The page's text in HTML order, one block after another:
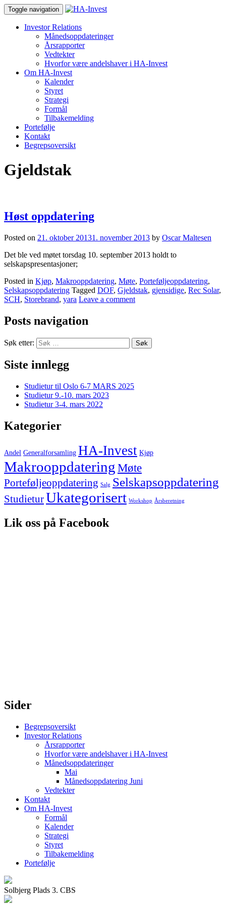
Toggle navigation
Investor Relations
Månedsoppdateringer
Årsrapporter
Vedtekter
Hvorfor være andelshaver i HA-Invest
Om HA-Invest
Kalender
Styret
Strategi
Formål
Tilbakemelding
Portefølje
Kontakt
Begrepsoversikt
Gjeldstak
Høst oppdatering
Posted on 21. oktober 20131. november 2013 by Oscar Maltesen
Det ble ved møtet torsdag 10. september 2013 holdt to
selskapspresentasjoner;
Posted in Kjøp, Makrooppdatering, Møte, Porteføljeoppdatering,
Selskapsoppdatering Tagged DOF, Gjeldstak, gjensidige, Rec Solar,
SCH, Storebrand, yara Leave a comment
Posts navigation
Søk etter:
Siste innlegg
Studietur til Oslo 6-7 MARS 2025
Studietur 9.-10. mars 2023
Studietur 3-4. mars 2022
Kategorier
Andel Generalforsamling HA-Invest Kjøp
MakrooppdateringMøte
Porteføljeoppdatering Salg Selskapsoppdatering
StudieturUkategorisert Workshop Årsberetning
Lik oss på Facebook
Sider
Begrepsoversikt
Investor Relations
Årsrapporter
Hvorfor være andelshaver i HA-Invest
Månedsoppdateringer
Mai
Månedsoppdatering Juni
Vedtekter
Kontakt
Om HA-Invest
Formål
Kalender
Strategi
Styret
Tilbakemelding
Portefølje
Solbjerg Plads 3. CBS